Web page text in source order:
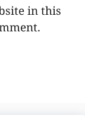
in this